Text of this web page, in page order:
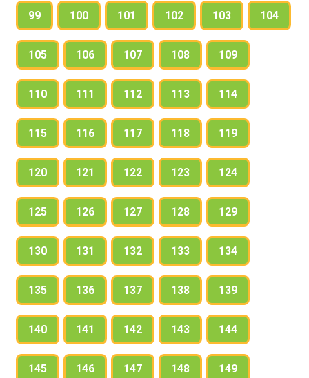
99 100 101 102 103 104
105 106 107 108 109
110 111 112 113 114
115 116 117 118 119
120 121 122 123 124
125 126 127 128 129
130 131 132 133 134
135 136 137 138 139
140 141 142 143 144
145 146 147 148 149